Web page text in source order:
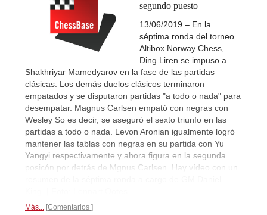
segundo puesto
13/06/2019 – En la
séptima ronda del torneo
Altibox Norway Chess,
Ding Liren se impuso a
Shakhriyar Mamedyarov en la fase de las partidas
clásicas. Los demás duelos clásicos terminaron
empatados y se disputaron partidas "a todo o nada" para
desempatar. Magnus Carlsen empató con negras con
Wesley So es decir, se aseguró el sexto triunfo en las
partidas a todo o nada. Levon Aronian igualmente logró
mantener las tablas con negras en su partida con Yu
Yangyi respectivamente y ahora figura en la segunda
posicón por detrás de Mgnus Carlsen. Hay vídeo con un
Más... Comentarios